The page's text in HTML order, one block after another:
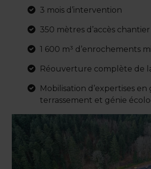
3 mois d’intervention
350 mètres d’accès
1 600 m³ d’enrochements
Réouverture complète de
Mobilisation d’expertises
terrassement et génie